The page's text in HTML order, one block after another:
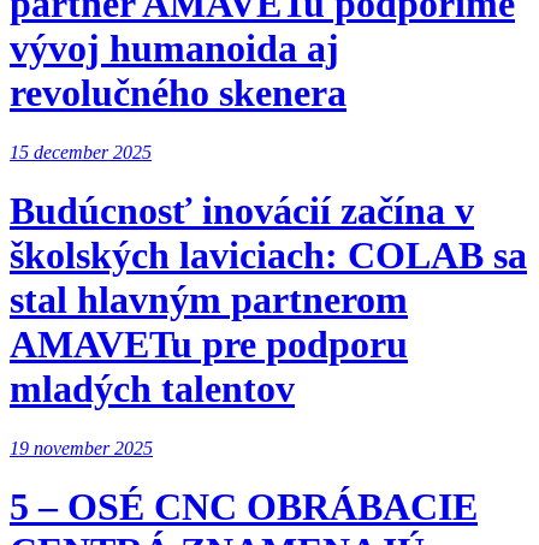
vývoj humanoida aj
revolučného skenera
15 december 2025
Budúcnosť inovácií začína v
školských laviciach: COLAB sa
stal hlavným partnerom
AMAVETu pre podporu
mladých talentov
19 november 2025
5 – OSÉ CNC OBRÁBACIE